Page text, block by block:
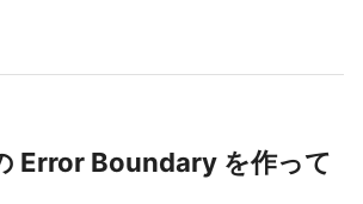
Error Boundary を作って